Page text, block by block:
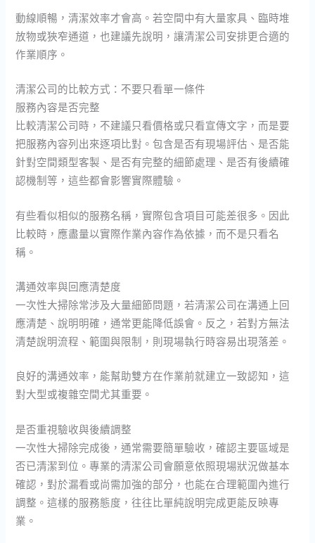
動線順暢，清潔效率才會高。若空間中有大量家具、臨時堆
放物或狹窄通道，也建議先說明，讓清潔公司安排更合適的
作業順序。
清潔公司的比較方式：不要只看單一條件
服務內容是否完整
比較清潔公司時，不建議只看價格或只看宣傳文字，而是要
把服務內容列出來逐項比對。包含是否有現場評估、是否能
針對空間類型客製、是否有完整的細節處理、是否有後續確
認機制等，這些都會影響實際體驗。
有些看似相似的服務名稱，實際包含項目可能差很多。因此
比較時，應盡量以實際作業內容作為依據，而不是只看名
稱。
溝通效率與回應清楚度
一次性大掃除常涉及大量細節問題，若清潔公司在溝通上回
應清楚、說明明確，通常更能降低誤會。反之，若對方無法
清楚說明流程、範圍與限制，則現場執行時容易出現落差。
良好的溝通效率，能幫助雙方在作業前就建立一致認知，這
對大型或複雜空間尤其重要。
是否重視驗收與後續調整
一次性大掃除完成後，通常需要簡單驗收，確認主要區域是
否已清潔到位。專業的清潔公司會願意依照現場狀況做基本
確認，對於漏看或尚需加強的部分，也能在合理範圍內進行
調整。這樣的服務態度，往往比單純說明完成更能反映專
業。